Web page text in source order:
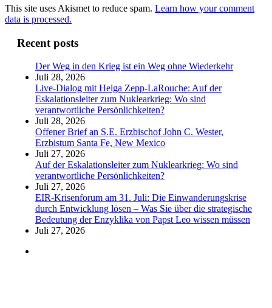
This site uses Akismet to reduce spam. Learn how your comment
data is processed.
Recent posts
Der Weg in den Krieg ist ein Weg ohne Wiederkehr
Juli 28, 2026
Live-Dialog mit Helga Zepp-LaRouche: Auf der
Eskalationsleiter zum Nuklearkrieg: Wo sind
verantwortliche Persönlichkeiten?
Juli 28, 2026
Offener Brief an S.E. Erzbischof John C. Wester,
Erzbistum Santa Fe, New Mexico
Juli 27, 2026
Auf der Eskalationsleiter zum Nuklearkrieg: Wo sind
verantwortliche Persönlichkeiten?
Juli 27, 2026
EIR-Krisenforum am 31. Juli: Die Einwanderungskrise
durch Entwicklung lösen – Was Sie über die strategische
Bedeutung der Enzyklika von Papst Leo wissen müssen
Juli 27, 2026